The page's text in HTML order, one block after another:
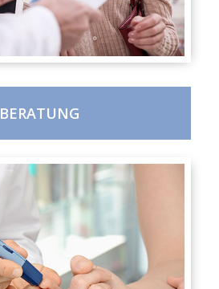
BERATUNG